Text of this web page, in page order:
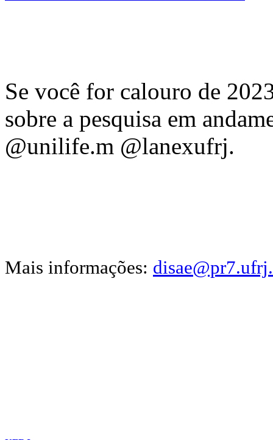
Se você for calouro de
sobre a pesquisa em
@unilife.m @lanexufrj.
Mais informações: